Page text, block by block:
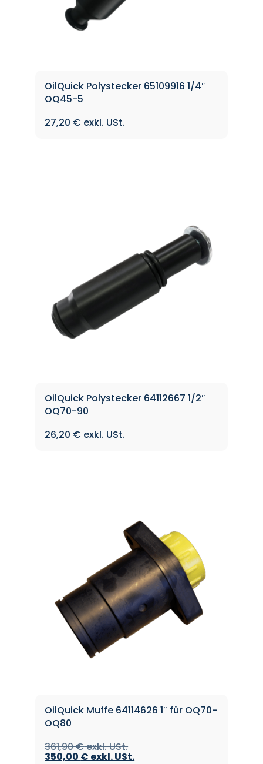
OilQuick Polystecker 65109916 1/4″
OQ45-5
27,20 €
OilQuick Polystecker 64112667 1/2″
OQ70-90
26,20 €
OilQuick Muffe 64114626 1″ für OQ70-
OQ80
361,90€
350,00 €